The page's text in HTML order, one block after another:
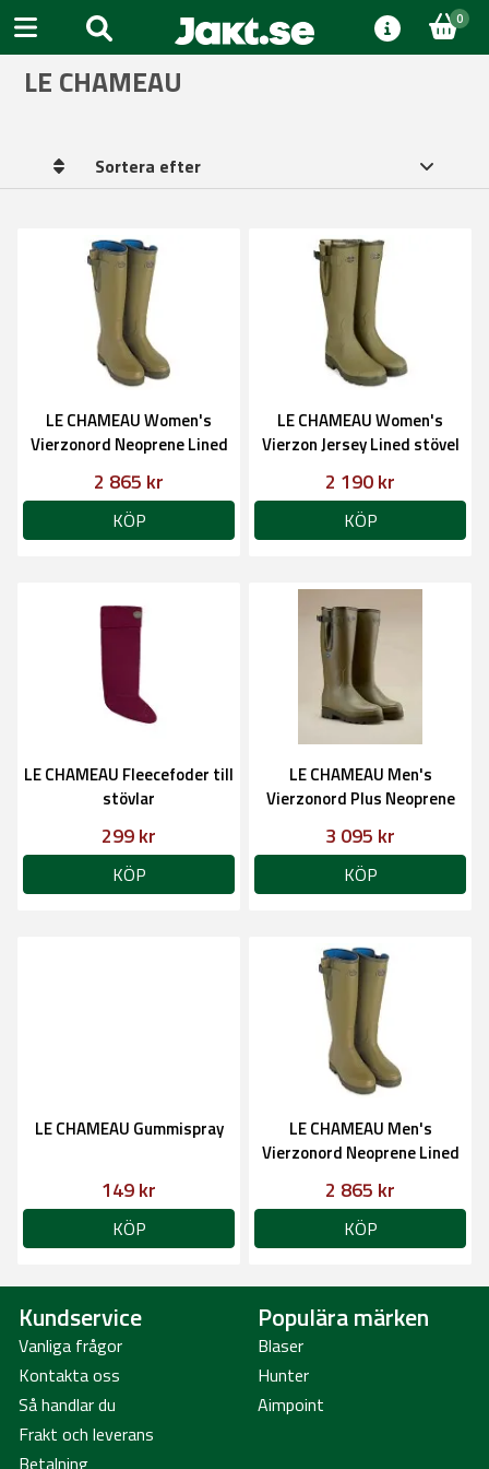
0
LE CHAMEAU
Sortera efter
LE CHAMEAU Women's
Vierzonord Neoprene Lined
2 865 kr
KÖP
LE CHAMEAU Women's
Vierzon Jersey Lined stövel
2 190 kr
KÖP
LE CHAMEAU Fleecefoder till
stövlar
299 kr
KÖP
LE CHAMEAU Men's
Vierzonord Plus Neoprene
3 095 kr
KÖP
LE CHAMEAU Gummispray
149 kr
KÖP
LE CHAMEAU Men's
Vierzonord Neoprene Lined
2 865 kr
KÖP
Kundservice
Vanliga frågor
Kontakta oss
Så handlar du
Frakt och leverans
Betalning
Populära märken
Blaser
Hunter
Aimpoint